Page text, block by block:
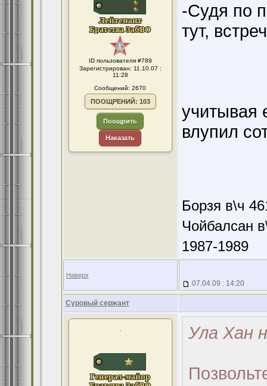
ID пользователя #789
Зарегистрирован: 11.10.07 :
11:28
Сообщений: 2670
ПООЩРЕНИЙ: 103
Поощрить
Наказать
-Судя по
тут,
учитывая
влупил
Борзя в\ч
Чойбалсан
1987-1989
Наверх
07.04.09 : 14:20
Суровый сержант
. Ула Хан